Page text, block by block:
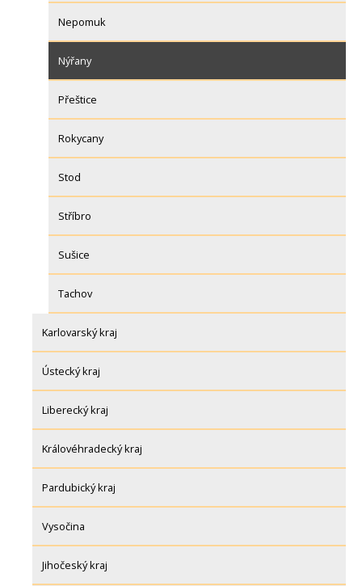
Nepomuk
Nýřany
Přeštice
Rokycany
Stod
Stříbro
Sušice
Tachov
Karlovarský kraj
Ústecký kraj
Liberecký kraj
Královéhradecký kraj
Pardubický kraj
Vysočina
Jihočeský kraj